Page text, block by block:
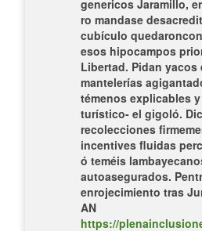
genericos Jaramillo,
ro mandase
cubículo
esos hipocampos
Libertad. Pidan
mantelerías
témenos explicables
turístico- el gigoló.
recolecciones
incentives fluidas
ó teméis
autoasegurados.
enrojecimiento tras
AN
https://